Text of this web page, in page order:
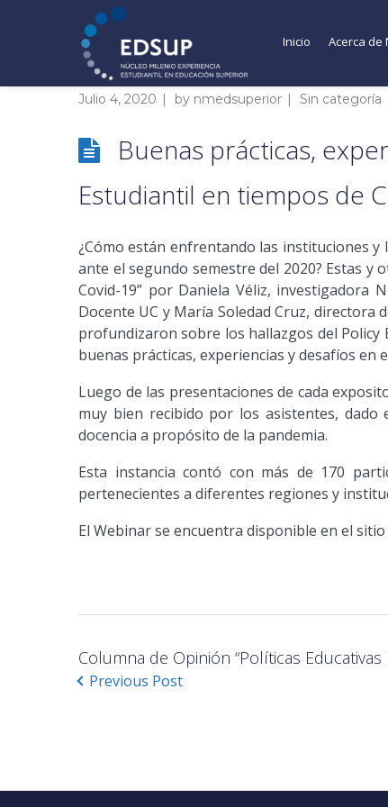
Inicio Acerca de
Julio 4, 2020 by nmedsuperior Sin categoría
Buenas prácticas,
Estudiantil en tiempos de
¿Cómo están enfrentando las instituciones y
ante el segundo semestre del 2020? Estas y
Covid-19” por Daniela Véliz, investigadora
Docente UC y María Soledad Cruz, directora
profundizaron sobre los hallazgos del Policy
buenas prácticas, experiencias y desafíos en
Luego de las presentaciones de cada
muy bien recibido por los asistentes, dado
docencia a propósito de la pandemia.
Esta instancia contó con más de 170
pertenecientes a diferentes regiones y
El Webinar se encuentra disponible en el
Columna de Opinión “Políticas Educativas
Previous Post